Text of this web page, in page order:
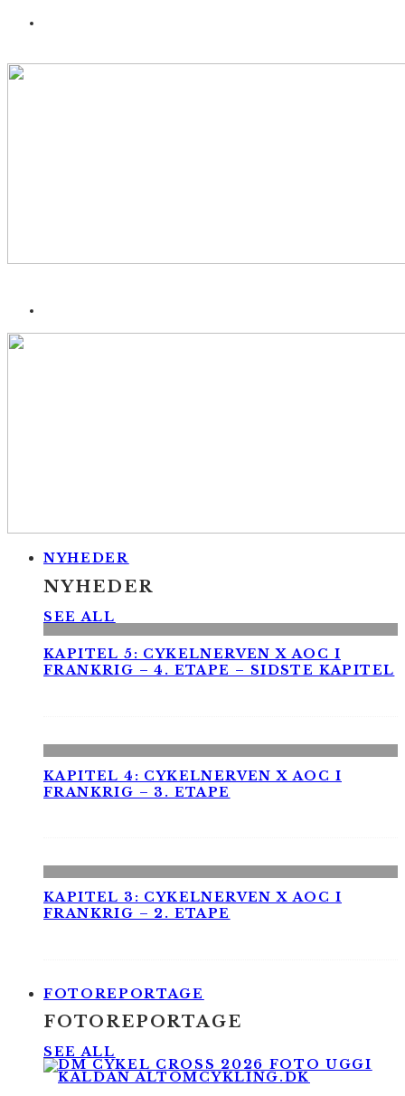
NYHEDER
NYHEDER
SEE ALL
KAPITEL 5: CYKELNERVEN X AOC I
FRANKRIG – 4. ETAPE – SIDSTE KAPITEL
KAPITEL 4: CYKELNERVEN X AOC I
FRANKRIG – 3. ETAPE
KAPITEL 3: CYKELNERVEN X AOC I
FRANKRIG – 2. ETAPE
FOTOREPORTAGE
FOTOREPORTAGE
SEE ALL